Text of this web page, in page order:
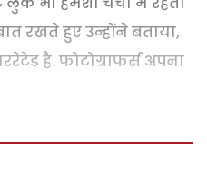
रखते हुए उन्होंने बताया,
है. फोटोग्राफर्स अपना